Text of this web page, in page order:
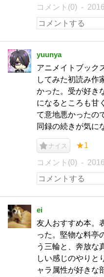
コメント(0)
yuunya
アニメイトブック
してみた初読み作
かった。受が好き
になるところも甘
て意地悪かったの
同録の続きが気に
ナイス ★1
コメント(0)
ei
友人おすすめ本。
った。堅物な料亭
う三輪と、奔放な
しい感じのやりと
ャラ属性が好きな